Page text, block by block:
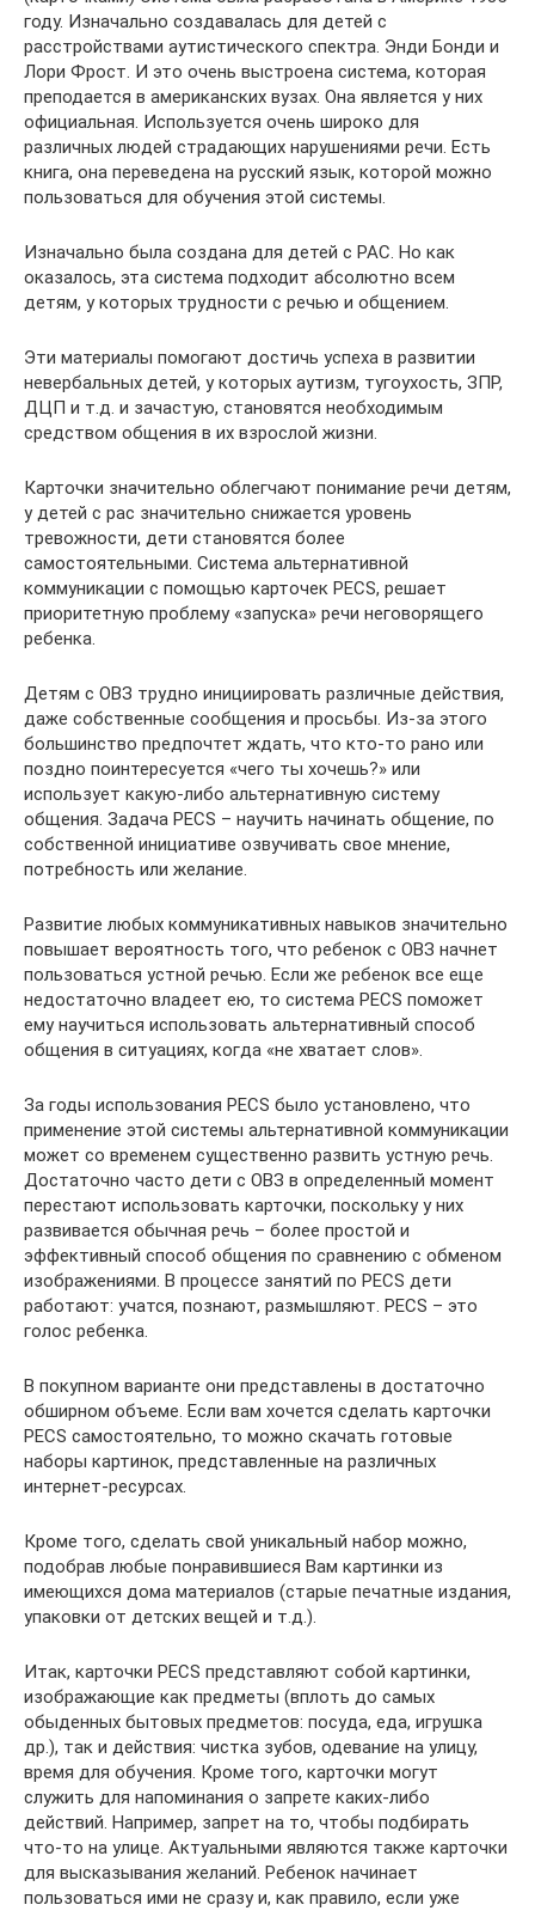
году. Изначально создавалась для детей с
расстройствами аутистического спектра. Энди Бонди и
Лори Фрост. И это очень выстроена система, которая
преподается в американских вузах. Она является у них
официальная. Используется очень широко для
различных людей страдающих нарушениями речи. Есть
книга, она переведена на русский язык, которой можно
пользоваться для обучения этой системы.
Изначально была создана для детей с РАС. Но как
оказалось, эта система подходит абсолютно всем
детям, у которых трудности с речью и общением.
Эти материалы помогают достичь успеха в развитии
невербальных детей, у которых аутизм, тугоухость, ЗПР,
ДЦП и т.д. и зачастую, становятся необходимым
средством общения в их взрослой жизни.
Карточки значительно облегчают понимание речи детям,
у детей с рас значительно снижается уровень
тревожности, дети становятся более
самостоятельными. Система альтернативной
коммуникации с помощью карточек PECS, решает
приоритетную проблему «запуска» речи неговорящего
ребенка.
Детям с ОВЗ трудно инициировать различные действия,
даже собственные сообщения и просьбы. Из-за этого
большинство предпочтет ждать, что кто-то рано или
поздно поинтересуется «чего ты хочешь?» или
использует какую-либо альтернативную систему
общения. Задача PECS – научить начинать общение, по
собственной инициативе озвучивать свое мнение,
потребность или желание.
Развитие любых коммуникативных навыков значительно
повышает вероятность того, что ребенок с ОВЗ начнет
пользоваться устной речью. Если же ребенок все еще
недостаточно владеет ею, то система PECS поможет
ему научиться использовать альтернативный способ
общения в ситуациях, когда «не хватает слов».
За годы использования PECS было установлено, что
применение этой системы альтернативной коммуникации
может со временем существенно развить устную речь.
Достаточно часто дети с ОВЗ в определенный момент
перестают использовать карточки, поскольку у них
развивается обычная речь – более простой и
эффективный способ общения по сравнению с обменом
изображениями. В процессе занятий по PECS дети
работают: учатся, познают, размышляют. PECS – это
голос ребенка.
В покупном варианте они представлены в достаточно
обширном объеме. Если вам хочется сделать карточки
PECS самостоятельно, то можно скачать готовые
наборы картинок, представленные на различных
интернет-ресурсах.
Кроме того, сделать свой уникальный набор можно,
подобрав любые понравившиеся Вам картинки из
имеющихся дома материалов (старые печатные издания,
упаковки от детских вещей и т.д.).
Итак, карточки PECS представляют собой картинки,
изображающие как предметы (вплоть до самых
обыденных бытовых предметов: посуда, еда, игрушка
др.), так и действия: чистка зубов, одевание на улицу,
время для обучения. Кроме того, карточки могут
служить для напоминания о запрете каких-либо
действий. Например, запрет на то, чтобы подбирать
что-то на улице. Актуальными являются также карточки
для высказывания желаний. Ребенок начинает
пользоваться ими не сразу и, как правило, если уже